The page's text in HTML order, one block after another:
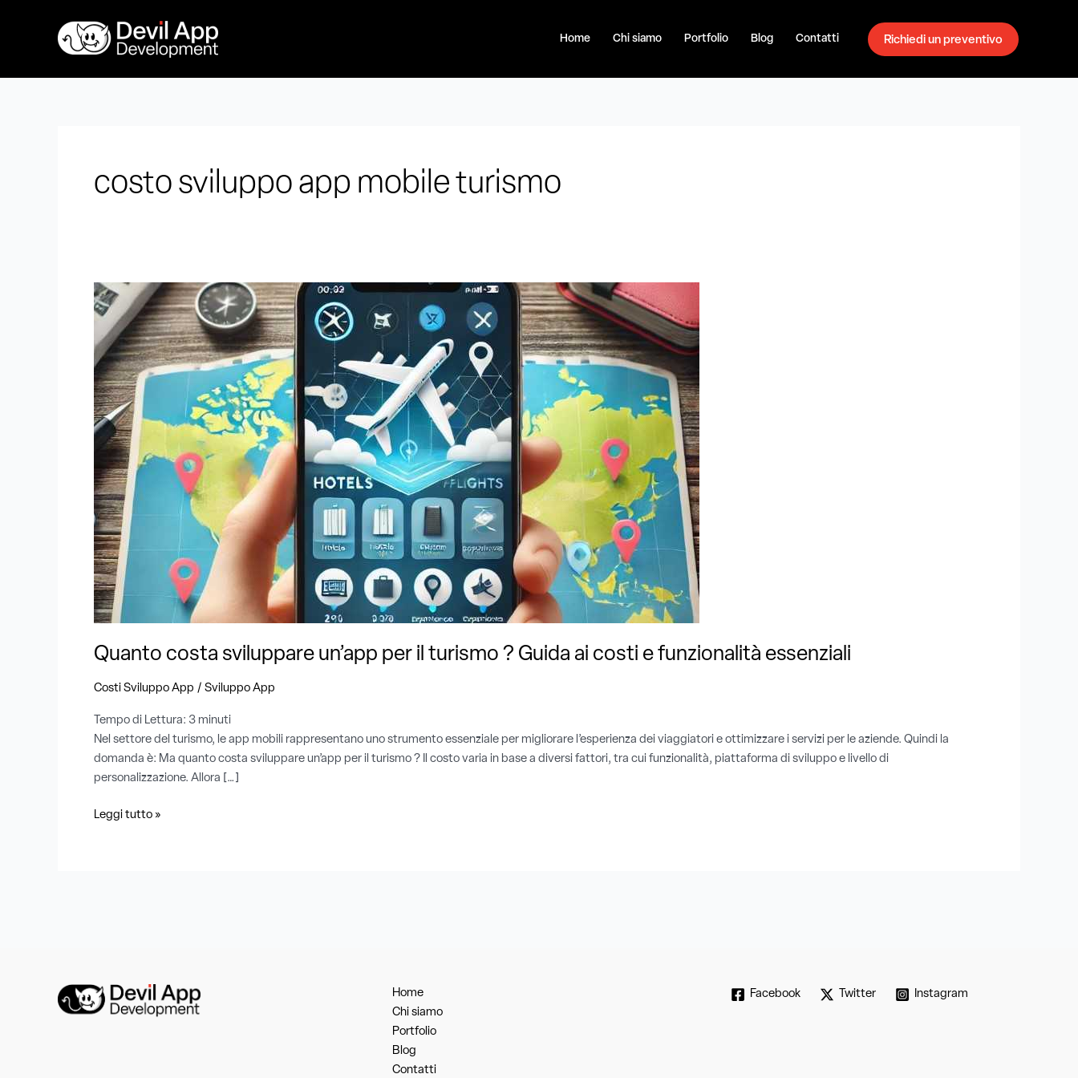
Home Chi siamo Portfolio Blog Contatti Richiedi un preventivo
costo sviluppo app mobile turismo
Quanto costa sviluppare un’app per il turismo ? Guida ai costi e funzionalità essenziali
Costi Sviluppo App / Sviluppo App
Tempo di Lettura: 3 minuti
Nel settore del turismo, le app mobili rappresentano uno strumento essenziale per migliorare l’esperienza dei viaggiatori e ottimizzare i servizi per le aziende. Quindi la
domanda è: Ma quanto costa sviluppare un’app per il turismo ? Il costo varia in base a diversi fattori, tra cui funzionalità, piattaforma di sviluppo e livello di
personalizzazione. Allora […]
Quanto
costa
sviluppare
un’app
per
il
turismo
?
Guida
costi
e
funzionalità
essenziali
Leggi tutto »
Home
Chi siamo
Portfolio
Blog
Contatti
Facebook Twitter Instagram